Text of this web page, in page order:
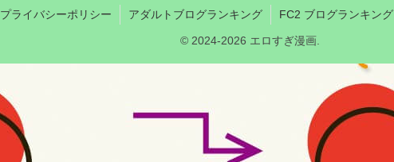
プライバシーポリシー アダルトブログランキング FC2 ブログランキング
© 2024-2026 エロすぎ漫画.